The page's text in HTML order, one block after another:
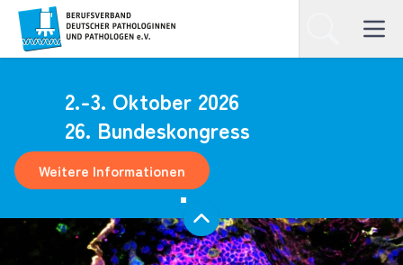
Homepage SuchenOpen
2.-3. Oktober 2026
26. Bundeskongress
Weitere Informationen